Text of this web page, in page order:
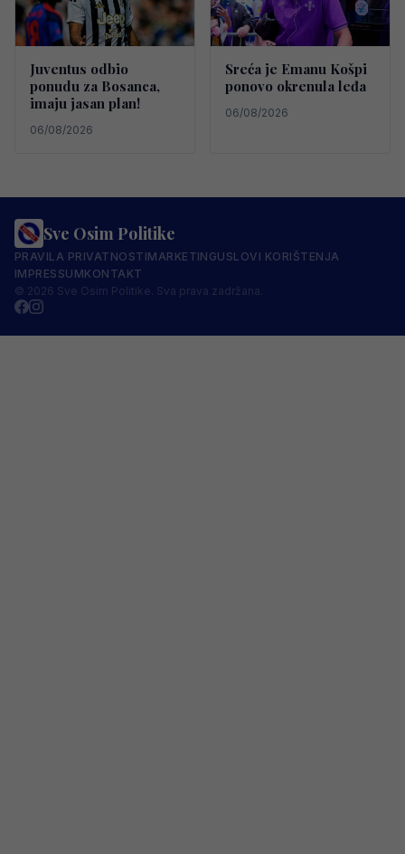
Juventus odbio
ponudu za Bosanca,
imaju jasan plan!
06/08/2026
Sreća je Emanu Košpi
ponovo okrenula leđa
06/08/2026
Sve Osim Politike
PRAVILA PRIVATNOSTIMARKETINGUSLOVI KORIŠTENJA
IMPRESSUMKONTAKT
© 2026 Sve Osim Politike. Sva prava zadržana.